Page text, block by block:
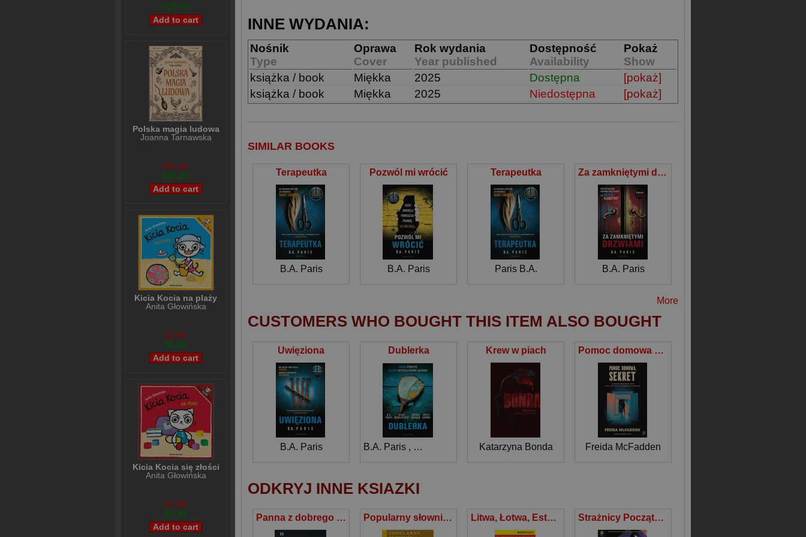
$25,00
Polska magia ludowa
Joanna Tarnawska
$31,91
$25,00
Kicia Kocia na plaży
Anita Głowińska
$7,99
$5,99
Kicia Kocia się złości
Anita Głowińska
$7,99
$5,99
INNE WYDANIA:
Nośnik
Type
Oprawa
Cover
Rok wydania
Year published
Dostępność
Availability
Pokaż
Show
książka / book
Miękka 2025 Dostępna
[pokaż]
książka / book
Miękka 2025 Niedostępna [pokaż]
SIMILAR BOOKS
Terapeutka
B.A. Paris
Pozwól mi wrócić
B.A. Paris
Terapeutka
Paris B.A.
Za zamkniętymi drzwiami (wydanie z dwoma opowiadaniami)
B.A. Paris
More
CUSTOMERS WHO BOUGHT THIS ITEM ALSO BOUGHT
Uwięziona
B.A. Paris
Dublerka
B.A. Paris , Clare Mackintosh,Sophie Hannah Holly Brown
Krew w piach
Katarzyna Bonda
Pomoc domowa Sekret
Freida McFadden
ODKRYJ INNE KSIAZKI
Panna z dobrego domu Popularny słownik gatunków literackich Litwa, Łotwa, Estonia 1:700 000 papierowa mapa samochodowa Strażnicy Początek Ozymandiasz Karmazynowy Korsarz